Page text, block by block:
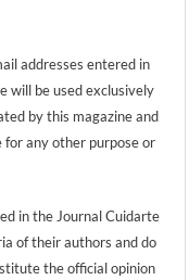
addresses entered in
will be used exclusively
by this magazine and
for any other purpose or
in the Journal Cuidarte
of their authors and do
the official opinion